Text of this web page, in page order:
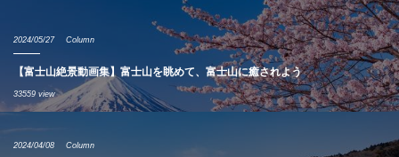
2024/05/27 Column
【富士山絶景動画集】富士山を眺めて、富士山に癒されよう
33559 view
2024/04/08 Column